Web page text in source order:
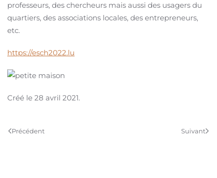
professeurs, des chercheurs mais aussi des usagers du
quartiers, des associations locales, des entrepreneurs,
etc.
https://esch2022.lu
Créé le 28 avril 2021.
Précédent Suivant